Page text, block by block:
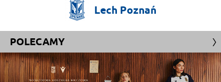
Lech Poznań
POLECAMY